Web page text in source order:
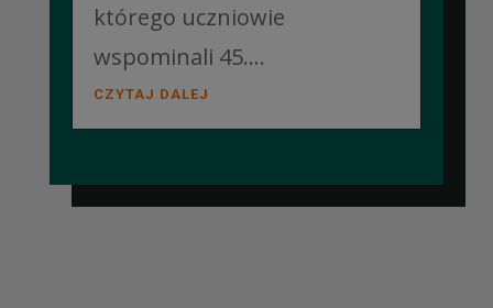
którego uczniowie
wspominali 45....
CZYTAJ DALEJ